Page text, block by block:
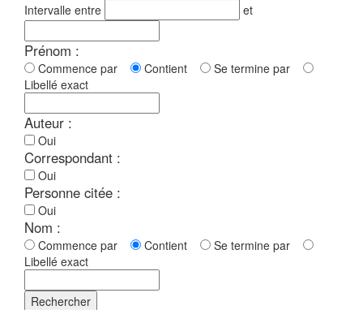
Intervalle entre et
Prénom :
Commence par Contient
Se termine par
Libellé exact
Auteur :
Oui
Correspondant :
Oui
Personne citée :
Oui
Nom :
Commence par Contient
Se termine par
Libellé exact
Rechercher